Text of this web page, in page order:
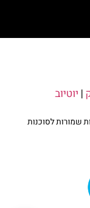
| יוטיוב
שמורות לסוכנות